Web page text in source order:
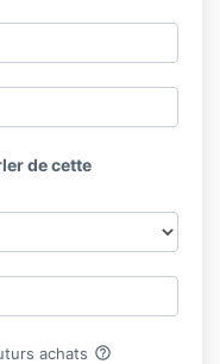
de cette
achats help_outline